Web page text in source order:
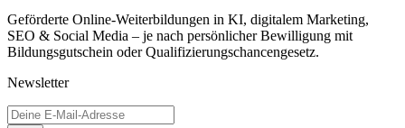
Geförderte Online-Weiterbildungen in KI, digitalem Marketing,
SEO & Social Media – je nach persönlicher Bewilligung mit
Bildungsgutschein oder Qualifizierungschancengesetz.
Newsletter